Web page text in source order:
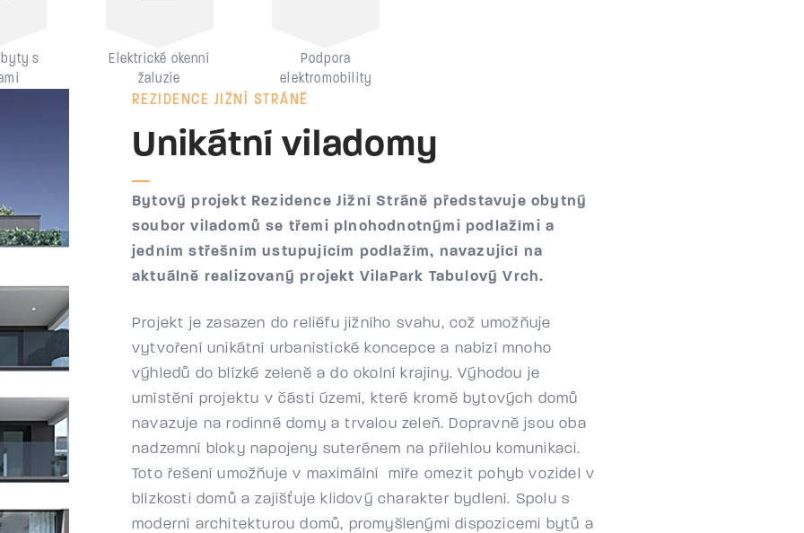
s
Elektrické okenní
žaluzie
Podpora
elektromobility
REZIDENCE JIŽNÍ STRÁNĚ
Unikátní viladomy
Bytový projekt Rezidence Jižní Stráně představuje obytný
soubor viladomů se třemi plnohodnotnými podlažími a
jedním střešním ustupujícím podlažím, navazující na
aktuálně realizovaný projekt VilaPark Tabulový Vrch.
Projekt je zasazen do reliéfu jižního svahu, což umožňuje
vytvoření unikátní urbanistické koncepce a nabízí mnoho
výhledů do blízké zeleně a do okolní krajiny. Výhodou je
umístění projektu v části území, které kromě bytových domů
navazuje na rodinné domy a trvalou zeleň. Dopravně jsou oba
nadzemní bloky napojeny suterénem na přilehlou komunikaci.
Toto řešení umožňuje v maximální míře omezit pohyb vozidel v
blízkosti domů a zajišťuje klidový charakter bydlení. Spolu s
moderní architekturou domů, promyšlenými dispozicemi bytů a